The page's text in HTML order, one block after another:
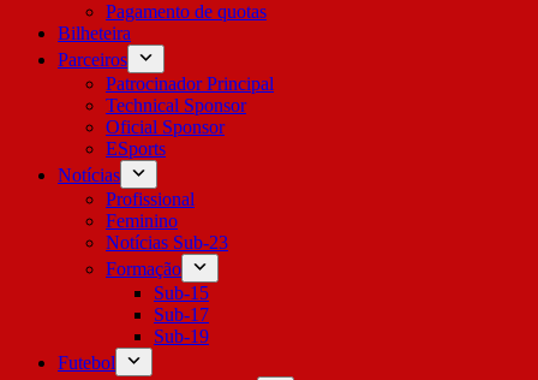
Pagamento de quotas
Bilheteira
Parceiros
Patrocinador Principal
Technical Sponsor
Oficial Sponsor
ESports
Notícias
Profissional
Feminino
Notícias Sub-23
Formação
Sub-15
Sub-17
Sub-19
Futebol